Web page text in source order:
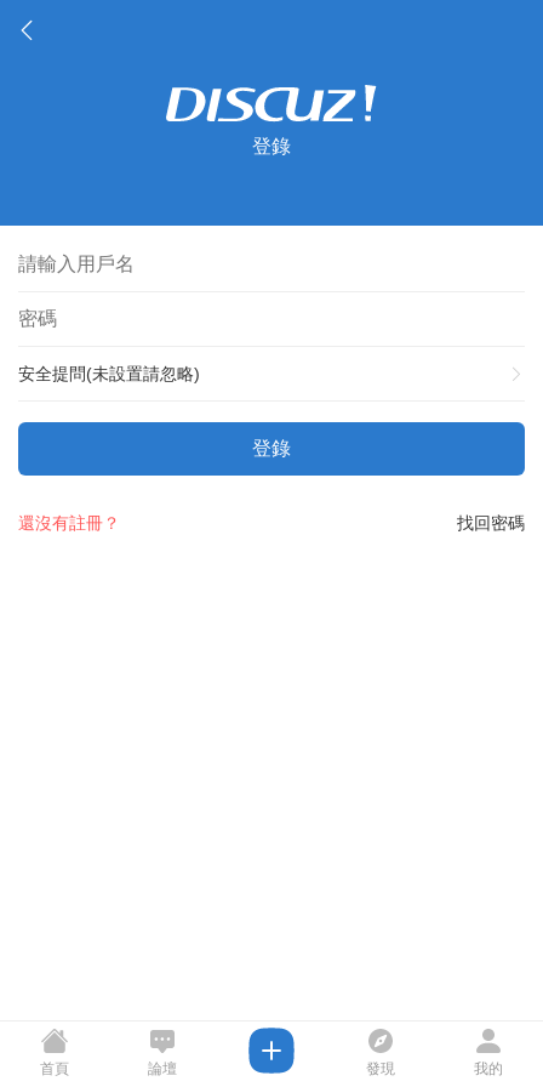
登錄
安全提問(未設置請忽略)
登錄
找回密碼
還沒有註冊？
首頁 論壇 發現 我的